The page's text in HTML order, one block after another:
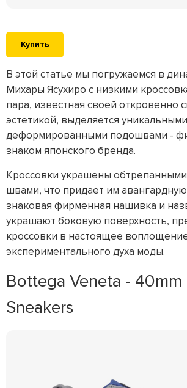
Купить
В этой статье мы погружаемся в
Михары Ясухиро с низкими
пара, известная своей откровенно
эстетикой, выделяется уникальными
деформированными подошвами -
знаком японского бренда.
Кроссовки украшены
швами, что придает им
знаковая фирменная нашивка и
украшают боковую поверхность,
кроссовки в настоящее
экспериментального духа моды.
Bottega Veneta -
Sneakers